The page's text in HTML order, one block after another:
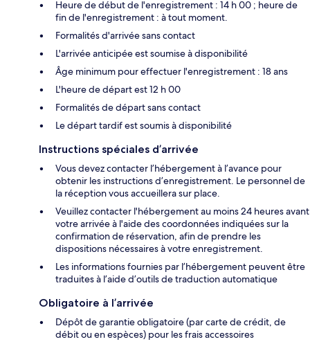
Heure de début de l'enregistrement : 14 h 00 ; heure de
fin de l'enregistrement : à tout moment.
Formalités d'arrivée sans contact
L'arrivée anticipée est soumise à disponibilité
Âge minimum pour effectuer l'enregistrement : 18 ans
L'heure de départ est 12 h 00
Formalités de départ sans contact
Le départ tardif est soumis à disponibilité
Instructions spéciales d’arrivée
Vous devez contacter l’hébergement à l’avance pour
obtenir les instructions d’enregistrement. Le personnel de
la réception vous accueillera sur place.
Veuillez contacter l'hébergement au moins 24 heures avant
votre arrivée à l'aide des coordonnées indiquées sur la
confirmation de réservation, afin de prendre les
dispositions nécessaires à votre enregistrement.
Les informations fournies par l’hébergement peuvent être
traduites à l’aide d’outils de traduction automatique
Obligatoire à l’arrivée
Dépôt de garantie obligatoire (par carte de crédit, de
débit ou en espèces) pour les frais accessoires